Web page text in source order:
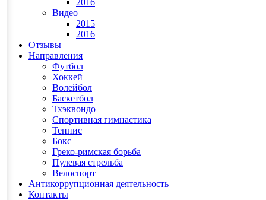
2016
Видео
2015
2016
Отзывы
Направления
Футбол
Хоккей
Волейбол
Баскетбол
Тхэквондо
Спортивная гимнастика
Теннис
Бокс
Греко-римская борьба
Пулевая стрельба
Велоспорт
Антикоррупционная деятельность
Контакты